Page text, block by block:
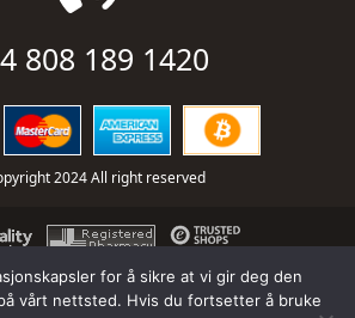
808 189 1420
2024 All right reserved
for å sikre at vi gir deg den
vårt nettsted. Hvis du fortsetter å bruke